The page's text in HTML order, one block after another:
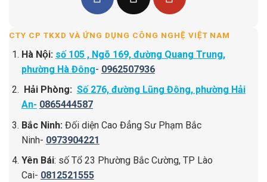
CTY CP TKXD VÀ ỨNG DỤNG CÔNG NGHỆ VIỆT NAM
Hà Nội: số 105 , Ngõ 169, đường Quang Trung,
phường Hà Đông- 0962507936
Hải Phòng: Số 276, đường Lũng Đông, phường Hải
An- 0865444587
Bắc Ninh: Đối diện Cao Đẳng Sư Phạm Bắc
Ninh- 0973904221
Yên Bái: số Tổ 23 Phường Bắc Cường, TP Lào
Cai- 0812521555